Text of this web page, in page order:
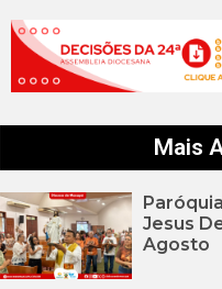
Mais
Jesus
Agosto